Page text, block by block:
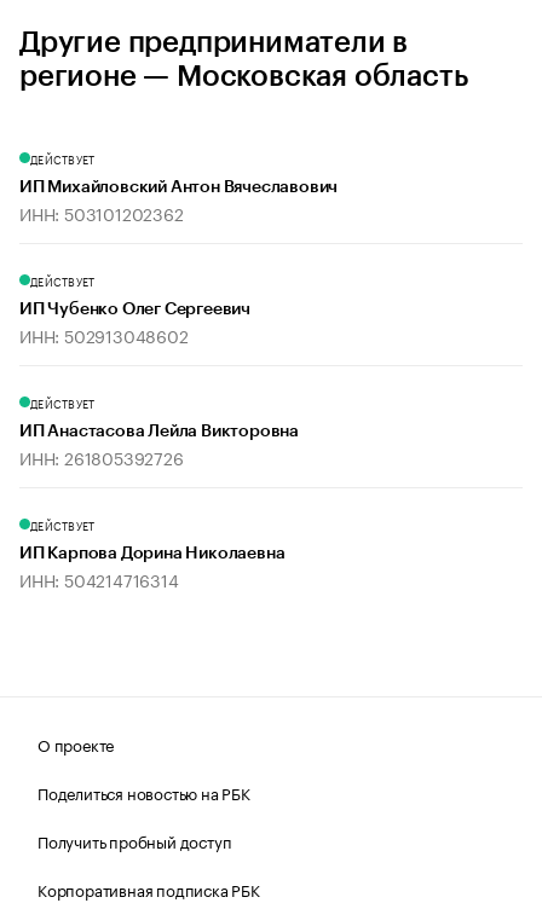
Другие предприниматели в
регионе — Московская область
ДЕЙСТВУЕТ
ИП Михайловский Антон Вячеславович
ИНН: 503101202362
ДЕЙСТВУЕТ
ИП Чубенко Олег Сергеевич
ИНН: 502913048602
ДЕЙСТВУЕТ
ИП Анастасова Лейла Викторовна
ИНН: 261805392726
ДЕЙСТВУЕТ
ИП Карпова Дорина Николаевна
ИНН: 504214716314
О проекте
Поделиться новостью на РБК
Получить пробный доступ
Корпоративная подписка РБК